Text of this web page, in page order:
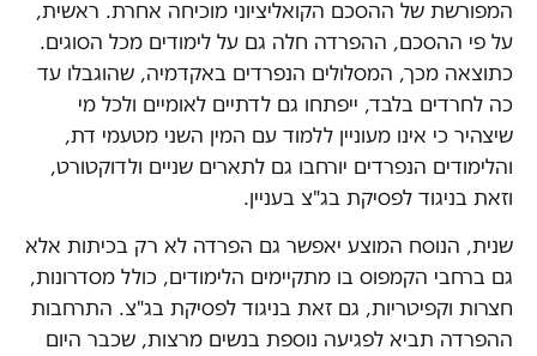
המפורשת של ההסכם הקואליציוני מוכיחה אחרת. ראשית,
על פי ההסכם, ההפרדה חלה גם על לימודים מכל הסוגים.
כתוצאה מכך, המסלולים הנפרדים באקדמיה, שהוגבלו עד
כה לחרדים בלבד, ייפתחו גם לדתיים לאומיים ולכל מי
שיצהיר כי אינו מעוניין ללמוד עם המין השני מטעמי דת,
והלימודים הנפרדים יורחבו גם לתארים שניים ולדוקטורט,
וזאת בניגוד לפסיקת בג"צ בעניין.
שנית, הנוסח המוצע יאפשר גם הפרדה לא רק בכיתות אלא
גם ברחבי הקמפוס בו מתקיימים הלימודים, כולל מסדרונות,
חצרות וקפיטריות, גם זאת בניגוד לפסיקת בג"צ. התרחבות
ההפרדה תביא לפגיעה נוספת בנשים מרצות, שכבר היום